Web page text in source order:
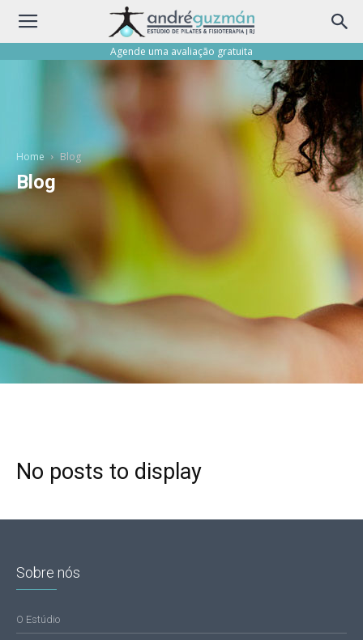
Agende uma avaliação gratuita
Home Blog
Blog
No posts to display
Sobre nós
O Estúdio